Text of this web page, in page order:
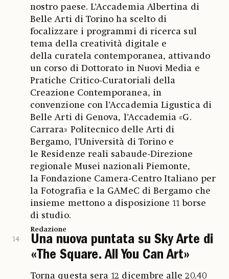
nostro paese. L’Accademia Albertina di
Belle Arti di Torino ha scelto di
focalizzare i programmi di ricerca sul
tema della creatività digitale e
della curatela contemporanea, attivando
un corso di Dottorato in Nuovi Media e
Pratiche Critico-Curatoriali della
Creazione Contemporanea, in
convenzione con l’Accademia Ligustica di
Belle Arti di Genova, l’Accademia «G.
Carrara» Politecnico delle Arti di
Bergamo, l’Università di Torino e
le Residenze reali sabaude-Direzione
regionale Musei nazionali Piemonte,
la Fondazione Camera-Centro Italiano per
la Fotografia e la GAMeC di Bergamo che
insieme mettono a disposizione 11 borse
di studio.
Redazione
14
Una nuova puntata su Sky Arte di
«The Square. All You Can Art»
Torna questa sera 12 dicembre alle 20.40